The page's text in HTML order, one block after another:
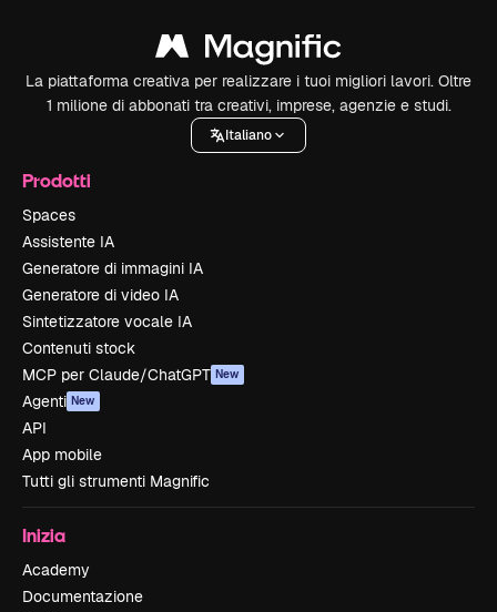
La piattaforma creativa per realizzare i tuoi migliori lavori. Oltre
1 milione di abbonati tra creativi, imprese, agenzie e studi.
Italiano
Prodotti
Spaces
Assistente IA
Generatore di immagini IA
Generatore di video IA
Sintetizzatore vocale IA
Contenuti stock
MCP per Claude/ChatGPT New
Agenti New
API
App mobile
Tutti gli strumenti Magnific
Inizia
Academy
Documentazione